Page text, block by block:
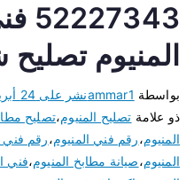
المنيوم تصليح
بواسطة ammar1نشر على 24 أبريل، 2021
ذو علامة تصليح المنيوم،تصليح
المنيوم،رقم فني المنيوم،رقم فني
المنيوم،صيانة مطابخ المنيوم،فني